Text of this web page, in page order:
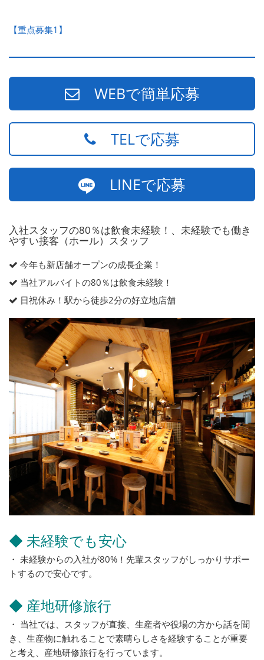
【重点募集1】
WEBで簡単応募
TELで応募
LINEで応募
入社スタッフの80％は飲食未経験！、未経験でも働き
やすい接客（ホール）スタッフ
今年も新店舗オープンの成長企業！
当社アルバイトの80％は飲食未経験！
日祝休み！駅から徒歩2分の好立地店舗
◆ 未経験でも安心
・ 未経験からの入社が80%！先輩スタッフがしっかりサポー
トするので安心です。
◆ 産地研修旅行
・ 当社では、スタッフが直接、生産者や役場の方から話を聞
き、生産物に触れることで素晴らしさを経験することが重要
と考え、産地研修旅行を行っています。